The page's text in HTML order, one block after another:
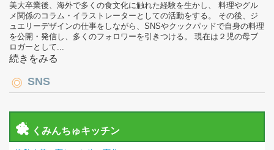
美大卒業後、海外で多くの食文化に触れた経験を生かし、 料理やグル
メ関係のコラム・イラストレーターとしての活動をする。 その後、ジ
ュエリーデザインの仕事をしながら、SNSやクックパッドで自身の料理
を公開・発信し、多くのフォロワーを引きつける。 現在は２児の母ブ
ロガーとして...
続きをみる
SNS
くみんちゅキッチン